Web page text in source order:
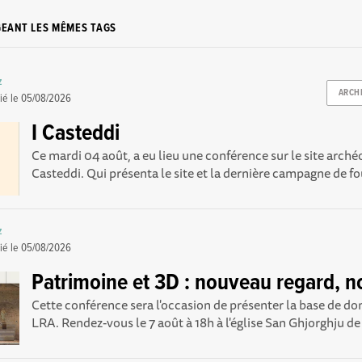
LES MÊMES TAGS
le05/08/2026
I Casteddi
Ce mardi 04 août, a eu lieu une conférence sur le site
Casteddi. Qui présenta le site et la dernière campagne de
le05/08/2026
Patrimoine et 3D : nouveau regard,
Cette conférence sera l'occasion de présenter la base de
LRA. Rendez-vous le 7 août à 18h à l'église San Ghjorghju